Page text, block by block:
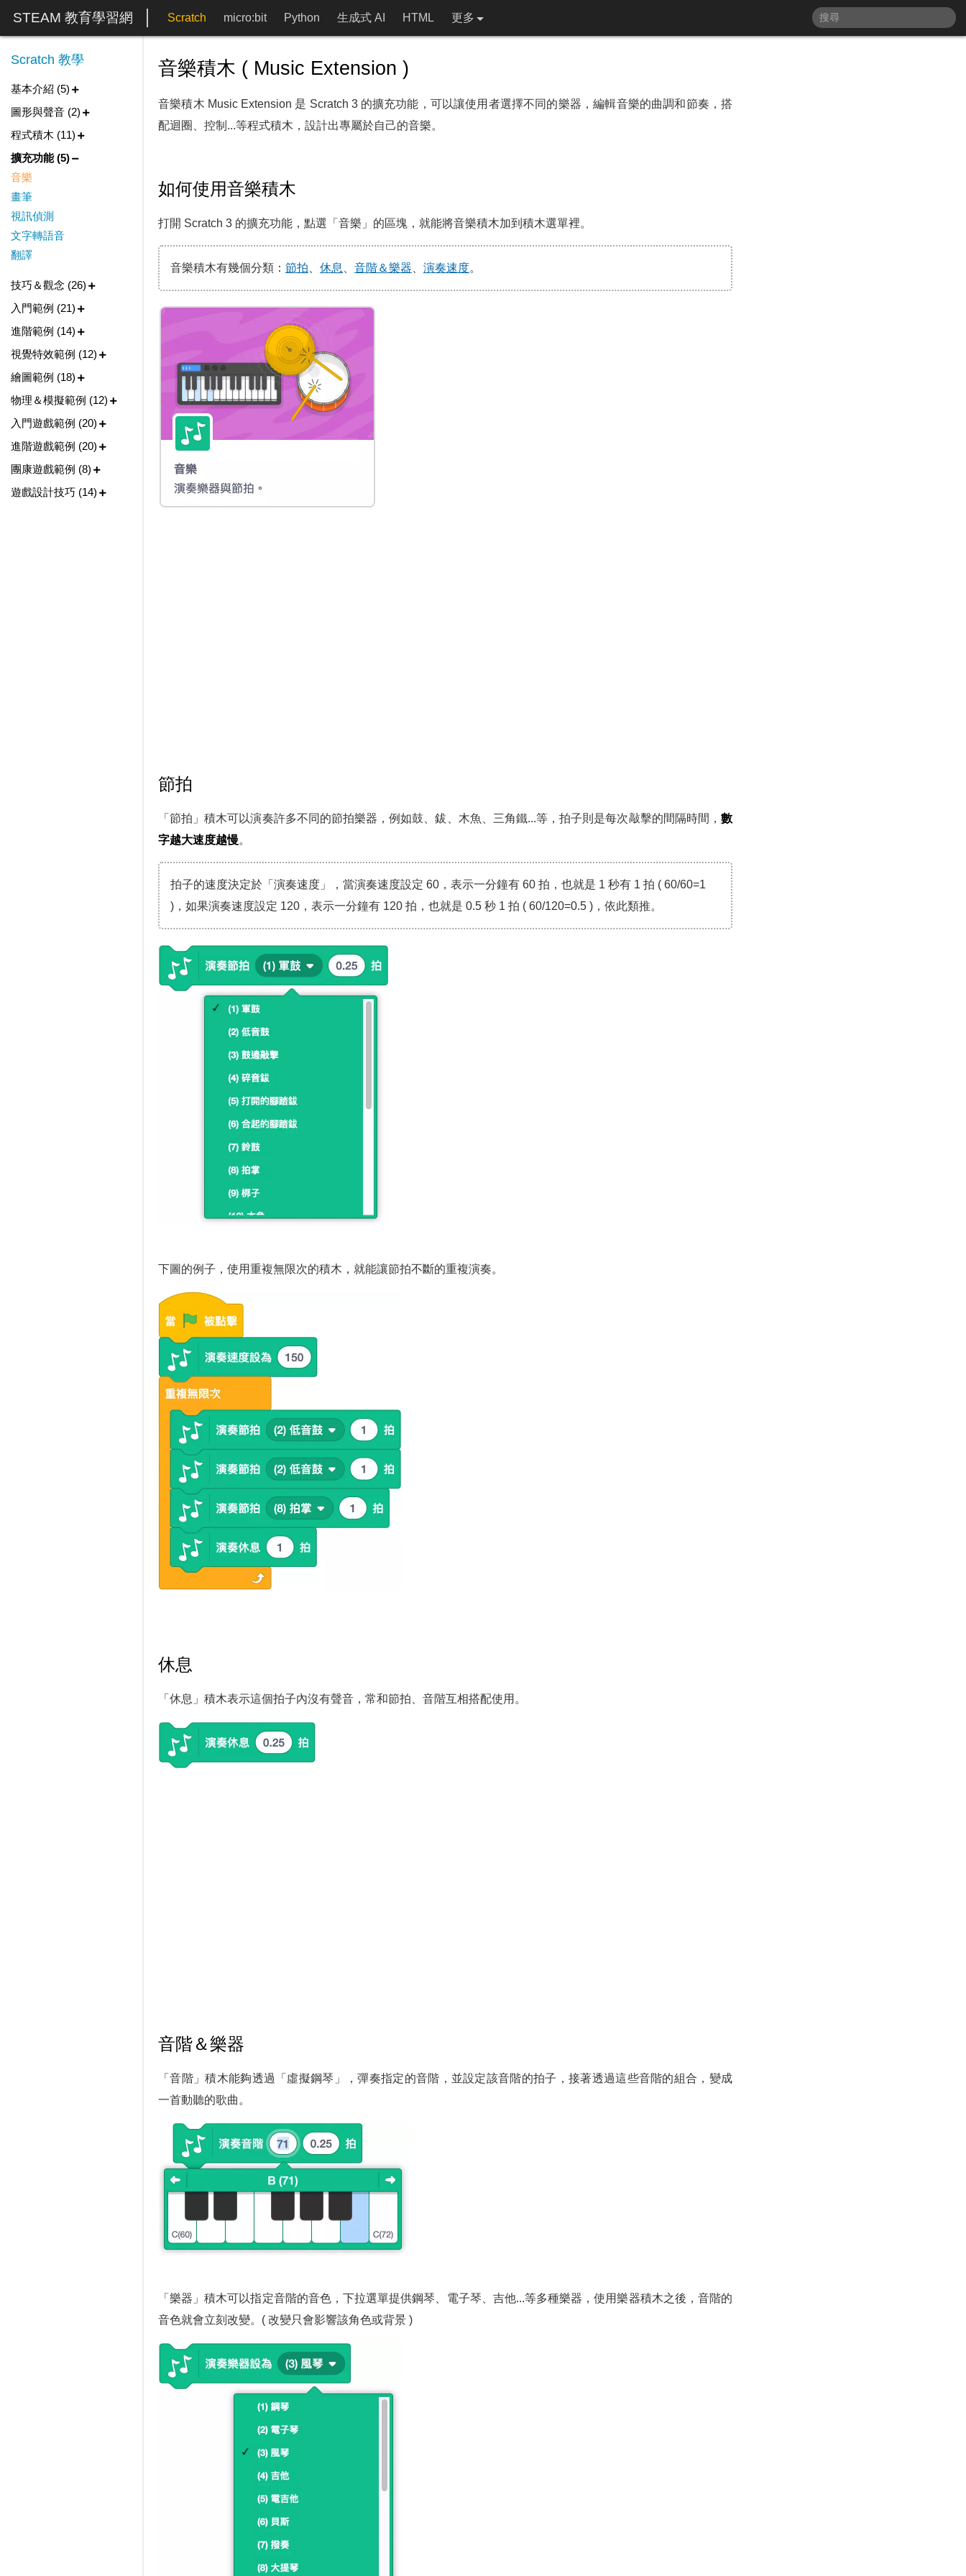
STEAM 教育學習網 Scratch micro:bit Python 生成式 AI HTML 更多
音樂積木 ( Music Extension )
音樂積木 Music Extension 是 Scratch 3 的擴充功能，可以讓使用者選擇不同的樂器，編輯音樂的曲調和節奏，搭
配迴圈、控制...等程式積木，設計出專屬於自己的音樂。
如何使用音樂積木
打開 Scratch 3 的擴充功能，點選「音樂」的區塊，就能將音樂積木加到積木選單裡。
音樂積木有幾個分類： 節拍 休息 音階＆樂器 演奏速度。
節拍
「節拍」積木可以演奏許多不同的節拍樂器，例如鼓、鈸、木魚、三角鐵...等，拍子則是每次敲擊的間隔時間， 數
字越大速度越慢。
拍子的速度決定於「演奏速度」，當演奏速度設定 60，表示一分鐘有 60 拍，也就是 1 秒有 1 拍 ( 60/60=1
)，如果演奏速度設定 120，表示一分鐘有 120 拍，也就是 0.5 秒 1 拍 ( 60/120=0.5 )，依此類推。
下圖的例子，使用重複無限次的積木，就能讓節拍不斷的重複演奏。
休息
「休息」積木表示這個拍子內沒有聲音，常和節拍、音階互相搭配使用。
音階＆樂器
「音階」積木能夠透過「虛擬鋼琴」，彈奏指定的音階，並設定該音階的拍子，接著透過這些音階的組合，變成
一首動聽的歌曲。
「樂器」積木可以指定音階的音色，下拉選單提供鋼琴、電子琴、吉他...等多種樂器，使用樂器積木之後，音階的
音色就會立刻改變。( 改變只會影響該角色或背景 )
Scratch 教學
基本介紹 (5)
圖形與聲音 (2)
程式積木 (11)
擴充功能 (5)
音樂
畫筆
視訊偵測
文字轉語音
翻譯
技巧＆觀念 (26)
入門範例 (21)
進階範例 (14)
視覺特效範例 (12)
繪圖範例 (18)
物理＆模擬範例 (12)
入門遊戲範例 (20)
進階遊戲範例 (20)
團康遊戲範例 (8)
遊戲設計技巧 (14)